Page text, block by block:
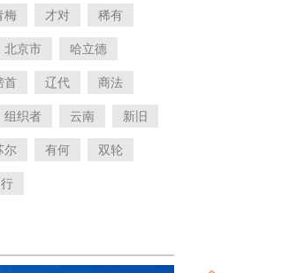
梅 才对 稀有
北京市 哈立德
首 辽代 商法
组织者 云南 新旧
尔 有何 双轮